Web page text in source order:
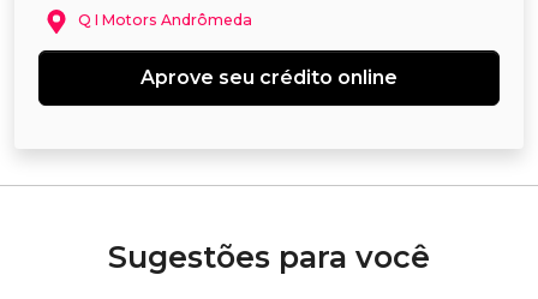
Q I Motors Andrômeda
Aprove seu crédito online
Sugestões para você